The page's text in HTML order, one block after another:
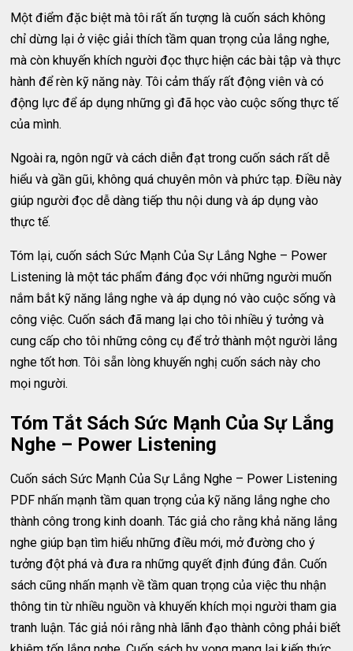
Một điểm đặc biệt mà tôi rất ấn tượng là cuốn sách không
chỉ dừng lại ở việc giải thích tầm quan trọng của lắng nghe,
mà còn khuyến khích người đọc thực hiện các bài tập và thực
hành để rèn kỹ năng này. Tôi cảm thấy rất động viên và có
động lực để áp dụng những gì đã học vào cuộc sống thực tế
của mình.
Ngoài ra, ngôn ngữ và cách diễn đạt trong cuốn sách rất dễ
hiểu và gần gũi, không quá chuyên môn và phức tạp. Điều này
giúp người đọc dễ dàng tiếp thu nội dung và áp dụng vào
thực tế.
Tóm lại, cuốn sách Sức Mạnh Của Sự Lắng Nghe – Power
Listening là một tác phẩm đáng đọc với những người muốn
nắm bắt kỹ năng lắng nghe và áp dụng nó vào cuộc sống và
công việc. Cuốn sách đã mang lại cho tôi nhiều ý tưởng và
cung cấp cho tôi những công cụ để trở thành một người lắng
nghe tốt hơn. Tôi sẵn lòng khuyến nghị cuốn sách này cho
mọi người.
Tóm Tắt Sách Sức Mạnh Của Sự Lắng
Nghe – Power Listening
Cuốn sách Sức Mạnh Của Sự Lắng Nghe – Power Listening
PDF nhấn mạnh tầm quan trọng của kỹ năng lắng nghe cho
thành công trong kinh doanh. Tác giả cho rằng khả năng lắng
nghe giúp bạn tìm hiểu những điều mới, mở đường cho ý
tưởng đột phá và đưa ra những quyết định đúng đắn. Cuốn
sách cũng nhấn mạnh về tầm quan trọng của việc thu nhận
thông tin từ nhiều nguồn và khuyến khích mọi người tham gia
tranh luận. Tác giả nói rằng nhà lãnh đạo thành công phải biết